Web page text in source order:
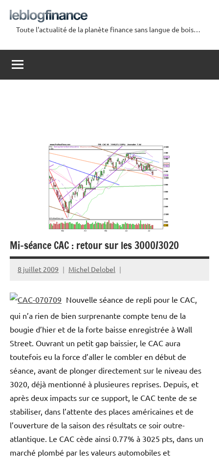
contenu
Blog
Finance
Toute l'actualité de la planète finance sans langue de bois…
Mi-séance CAC : retour sur les 3000/3020
8 juillet 2009 Michel Delobel
Nouvelle séance de repli pour le CAC,
qui n’a rien de bien surprenante compte tenu de la
bougie d’hier et de la forte baisse enregistrée à Wall
Street. Ouvrant un petit gap baissier, le CAC aura
toutefois eu la force d’aller le combler en début de
séance, avant de plonger directement sur le niveau des
3020, déjà mentionné à plusieures reprises. Depuis, et
après deux impacts sur ce support, le CAC tente de se
stabiliser, dans l’attente des places américaines et de
l’ouverture de la saison des résultats ce soir outre-
atlantique. Le CAC cède ainsi 0.77% à 3025 pts, dans un
marché plombé par les valeurs automobiles et